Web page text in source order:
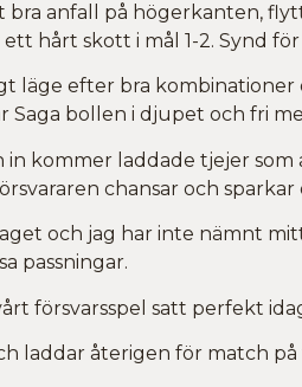
bra anfall på högerkanten,
hårt skott i mål 1-2. Synd
läge efter bra
Saga bollen i djupet och fri
in kommer laddade tjejer
chansar och
och jag har inte nämnt
passningar.
försvarsspel satt perfekt
laddar återigen för match